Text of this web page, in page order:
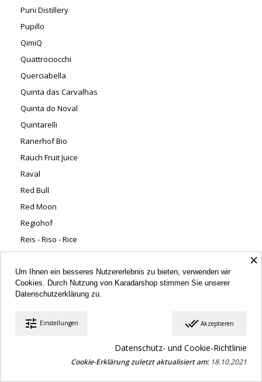
Puni Distillery
Pupillo
QimiQ
Quattrociocchi
Querciabella
Quinta das Carvalhas
Quinta do Noval
Quintarelli
Ranerhof Bio
Rauch Fruit Juice
Raval
Red Bull
Red Moon
Regiohof
Reis - Riso - Rice
Reisetbauer Distillery
Riedel Glassware
Rielinger BIO
Ripalte
×
Um Ihnen ein besseres Nutzererlebnis zu bieten, verwenden wir
Cookies. Durch Nutzung von Karadarshop stimmen Sie unserer
Datenschutzerklärung zu.
done_all Akzeptieren
tune Einstellungen
Datenschutz- und Cookie-Richtlinie
Cookie-Erklärung zuletzt aktualisiert am:18.10.2021